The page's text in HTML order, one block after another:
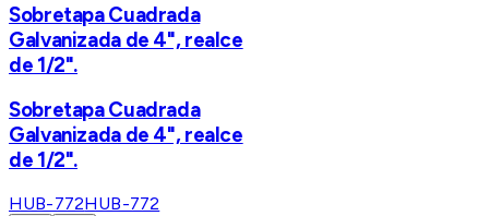
Sobretapa Cuadrada
Galvanizada de 4", realce
de 1/2".
Sobretapa Cuadrada
Galvanizada de 4", realce
de 1/2".
HUB-772HUB-772